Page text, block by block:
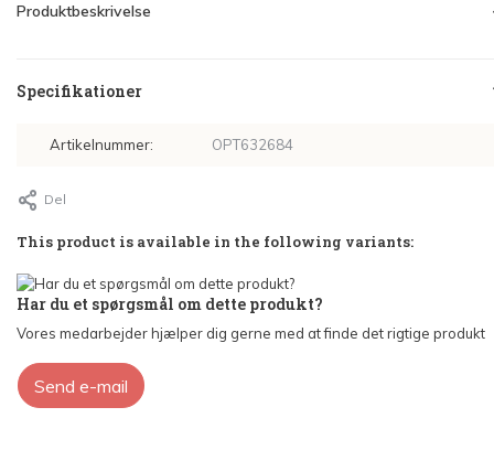
Produktbeskrivelse
Specifikationer
Artikelnummer: OPT632684
Del
This product is available in the following variants:
Har du et spørgsmål om dette produkt?
Vores medarbejder hjælper dig gerne med at finde det rigtige produkt
Send e-mail